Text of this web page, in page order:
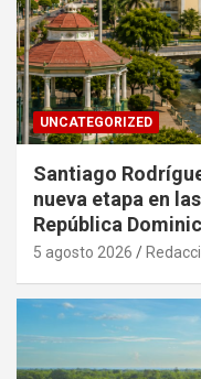
UNCATEGORIZED
Santiago
nueva etapa en
República
5 agosto 2026